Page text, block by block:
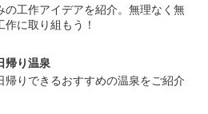
の工作アイデアを紹介。無理なく無
に取り組もう！
帰り温泉
帰りできるおすすめの温泉をご紹介